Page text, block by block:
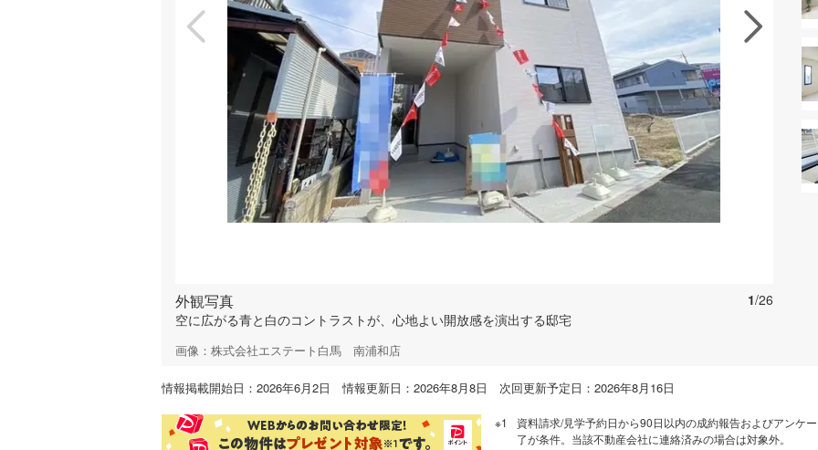
特徴の似た物件を見る
お気に入りに追加する
1/26
外観写真
空に広がる青と白のコントラストが、心地よい開放感を演出する邸宅
画像：株式会社エステート白馬 南浦和店
情報掲載開始日：2026年6月2日 情報更新日：2026年8月8日 次回更新予定日：2026年8月16日
資料請求/見学予約日から90日以内の成約報告およびアンケ
了が条件。当該不動産会社に連絡済みの場合は対象外。